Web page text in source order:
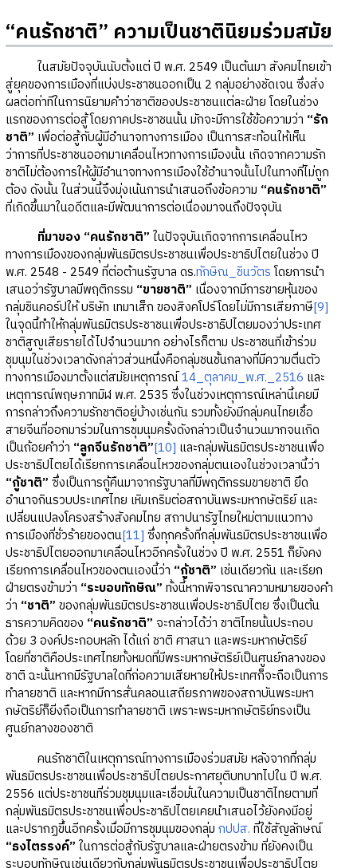
“คนรักชาติ” ความเป็นชาตินิยมร่วมสมัย
ในสมัยปัจจุบันนับตั้งแต่ ปี พ.ศ. 2549 เป็นต้นมา สังคมไทยเข้า
สู่ยุคของการเมืองที่แบ่งประชาชนออกเป็น 2 กลุ่มอย่างชัดเจน ซึ่งส่ง
ผลต่อท่าทีในการนิยามคำว่าชาติของประชาชนแต่ละฝ่าย โดยในช่วง
แรกของการต่อสู้โดยภาคประชาชนนั้น มักจะมีการใช้ข้อความว่า “รัก
ชาติ” เพื่อต่อสู้กับผู้มีอำนาจทางการเมือง เป็นการสะท้อนให้เห็น
ว่าการที่ประชาชนออกมาเคลื่อนไหวทางการเมืองนั้น เกิดจากความรัก
ชาติไม่ต้องการให้ผู้มีอำนาจทางการเมืองใช้อำนาจนั้นไปในทางที่ไม่ถูก
ต้อง ดังนั้น ในส่วนนี้จึงมุ่งเน้นการนำเสนอถึงข้อความ “คนรักชาติ”
ที่เกิดขึ้นมาในอดีตและมีพัฒนาการต่อเนื่องมาจนถึงปัจจุบัน
ที่มาของ “คนรักชาติ” ในปัจจุบันเกิดจากการเคลื่อนไหว
ทางการเมืองของกลุ่มพันธมิตรประชาชนเพื่อประชาธิปไตยในช่วง ปี
พ.ศ. 2548 - 2549 ที่ต่อต้านรัฐบาล ดร.ทักษิณ_ชินวัตรโดยการนำ
เสนอว่ารัฐบาลมีพฤติกรรม “ขายชาติ” เนื่องจากมีการขายหุ้นของ
กลุ่มชินคอร์ปให้ บริษัท เทมาเส็ก ของสิงคโปร์โดยไม่มีการเสียภาษี[9]
ในจุดนี้ทำให้กลุ่มพันธมิตรประชาชนเพื่อประชาธิปไตยมองว่าประเทศ
ชาติสูญเสียรายได้ไปจำนวนมาก อย่างไรก็ตาม ประชาชนที่เข้าร่วม
ชุมนุมในช่วงเวลาดังกล่าวส่วนหนึ่งคือกลุ่มชนชั้นกลางที่มีความตื่นตัว
ทางการเมืองมาตั้งแต่สมัยเหตุการณ์14_ตุลาคม_พ.ศ._2516 และ
เหตุการณ์พฤษภาทมิฬ พ.ศ. 2535 ซึ่งในช่วงเหตุการณ์เหล่านี้เคยมี
การกล่าวถึงความรักชาติอยู่บ้างเช่นกัน รวมทั้งยังมีกลุ่มคนไทยเชื้อ
สายจีนที่ออกมาร่วมในการชุมนุมครั้งดังกล่าวเป็นจำนวนมากจนเกิด
เป็นถ้อยคำว่า “ลูกจีนรักชาติ”[10] และกลุ่มพันธมิตรประชาชนเพื่อ
ประชาธิปไตยได้เรียกการเคลื่อนไหวของกลุ่มตนเองในช่วงเวลานี้ว่า
“กู้ชาติ” ซึ่งเป็นการกู้คืนมาจากรัฐบาลที่มีพฤติกรรมขายชาติ ยึด
อำนาจกินรวบประเทศไทย เหิมเกริมต่อสถาบันพระมหากษัตริย์ และ
เปลี่ยนแปลงโครงสร้างสังคมไทย สถาปนารัฐไทยใหม่ตามแนวทาง
การเมืองที่ชั่วร้ายของตน[11] ซึ่งทุกครั้งที่กลุ่มพันธมิตรประชาชนเพื่อ
ประชาธิปไตยออกมาเคลื่อนไหวอีกครั้งในช่วง ปี พ.ศ. 2551 ก็ยังคง
เรียกการเคลื่อนไหวของตนเองนี้ว่า “กู้ชาติ” เช่นเดียวกัน และเรียก
ฝ่ายตรงข้ามว่า “ระบอบทักษิณ” ทั้งนี้หากพิจารณาความหมายของคำ
ว่า “ชาติ” ของกลุ่มพันธมิตรประชาชนเพื่อประชาธิปไตย ซึ่งเป็นต้น
ธารความคิดของ “คนรักชาติ” จะกล่าวได้ว่า ชาติไทยนั้นประกอบ
ด้วย 3 องค์ประกอบหลัก ได้แก่ ชาติ ศาสนา และพระมหากษัตริย์
โดยที่ชาติคือประเทศไทยทั้งหมดที่มีพระมหากษัตริย์เป็นศูนย์กลางของ
ชาติ ฉะนั้นหากมีรัฐบาลใดที่ก่อความเสียหายให้ประเทศก็จะถือเป็นการ
ทำลายชาติ และหากมีการสั่นคลอนเสถียรภาพของสถาบันพระมหา
กษัตริย์ก็ยิ่งถือเป็นการทำลายชาติ เพราะพระมหากษัตริย์ทรงเป็น
ศูนย์กลางของชาติ
คนรักชาติในเหตุการณ์ทางการเมืองร่วมสมัย หลังจากที่กลุ่ม
พันธมิตรประชาชนเพื่อประชาธิปไตยประกาศยุติบทบาทไปใน ปี พ.ศ.
2556 แต่ประชาชนที่ร่วมชุมนุมและเชื่อมั่นในความเป็นชาติไทยตามที่
กลุ่มพันธมิตรประชาชนเพื่อประชาธิปไตยเคยนำเสนอไว้ยังคงมีอยู่
และปรากฏขึ้นอีกครั้งเมื่อมีการชุมนุมของกลุ่ม กปปส. ที่ใช้สัญลักษณ์
“ธงไตรรงค์” ในการต่อสู้กับรัฐบาลและฝ่ายตรงข้าม ที่ยังคงเป็น